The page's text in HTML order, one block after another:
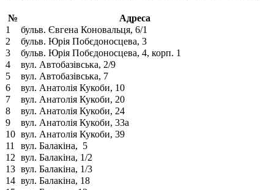
№
Адреса
1
бульв. Євгена Коновальця, 6/1
2
бульв. Юрія Побєдоносцева, 3
3
бульв. Юрія Побєдоносцева, 4, корп. 1
4
вул. Автобазівська, 2/9
5
вул. Автобазівська, 7
6
вул. Анатолія Кукоби, 10
7
вул. Анатолія Кукоби, 20
8
вул. Анатолія Кукоби, 24
9
вул. Анатолія Кукоби, 33а
10 вул. Анатолія Кукоби, 39
11
вул. Балакіна, 5
12 вул. Балакіна, 1/2
13 вул. Балакіна, 1/3
14 вул. Балакіна, 18